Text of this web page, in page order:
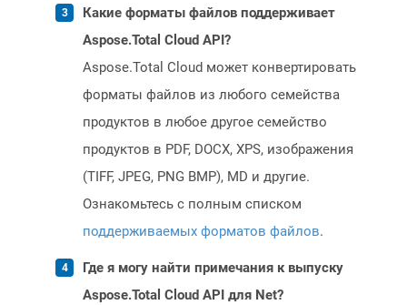
Какие форматы файлов поддерживает
Aspose.Total Cloud API?
Aspose.Total Cloud может конвертировать
форматы файлов из любого семейства
продуктов в любое другое семейство
продуктов в PDF, DOCX, XPS, изображения
(TIFF, JPEG, PNG BMP), MD и другие.
Ознакомьтесь с полным списком
поддерживаемых форматов файлов.
Где я могу найти примечания к выпуску
Aspose.Total Cloud API для Net?